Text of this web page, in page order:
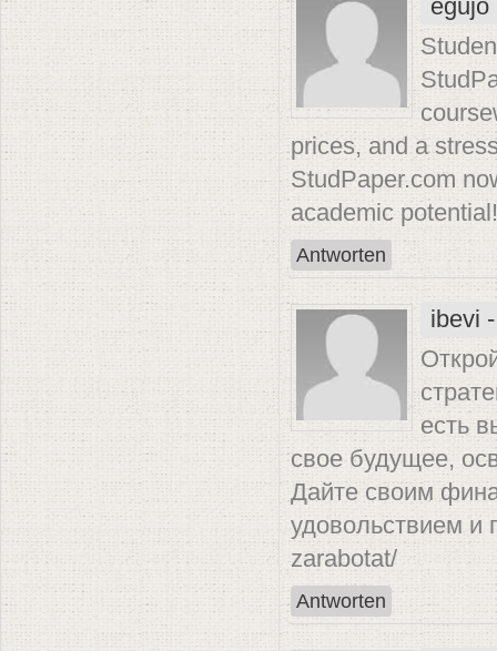
egujo
prices, and a
StudPaper.com
academic
Antworten
ibevi
есть
свое будущее,
Дайте своим
удовольствием и
zarabotat/
Antworten